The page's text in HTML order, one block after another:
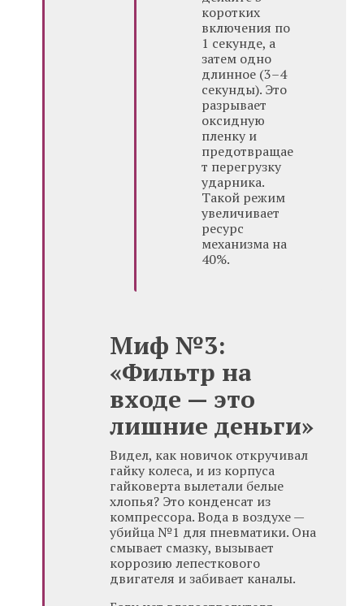
коротких
включения по
1 секунде, а
затем одно
длинное (3–4
секунды). Это
разрывает
оксидную
пленку и
предотвращае
т перегрузку
ударника.
Такой режим
увеличивает
ресурс
механизма на
40%.
Миф №3:
«Фильтр на
входе — это
лишние деньги»
Видел, как новичок откручивал
гайку колеса, и из корпуса
гайковерта вылетали белые
хлопья? Это конденсат из
компрессора. Вода в воздухе —
убийца №1 для пневматики. Она
смывает смазку, вызывает
коррозию лепесткового
двигателя и забивает каналы.